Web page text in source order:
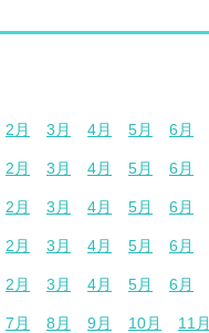
2月 3月 4月 5月 6月
2月 3月 4月 5月 6月
2月 3月 4月 5月 6月
2月 3月 4月 5月 6月
2月 3月 4月 5月 6月
7月 8月 9月 10月 11月